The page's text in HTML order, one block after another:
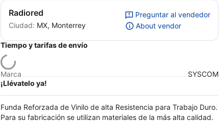
Radiored
Ciudad: MX, Monterrey
Preguntar al vendedor
About vendor
Tiempo y tarifas de envío
Marca
SYSCOM
¡Llévatelo ya!
Funda Reforzada de Vinilo de alta Resistencia para Trabajo Duro.
Para su fabricación se utilizan materiales de la más alta calidad.